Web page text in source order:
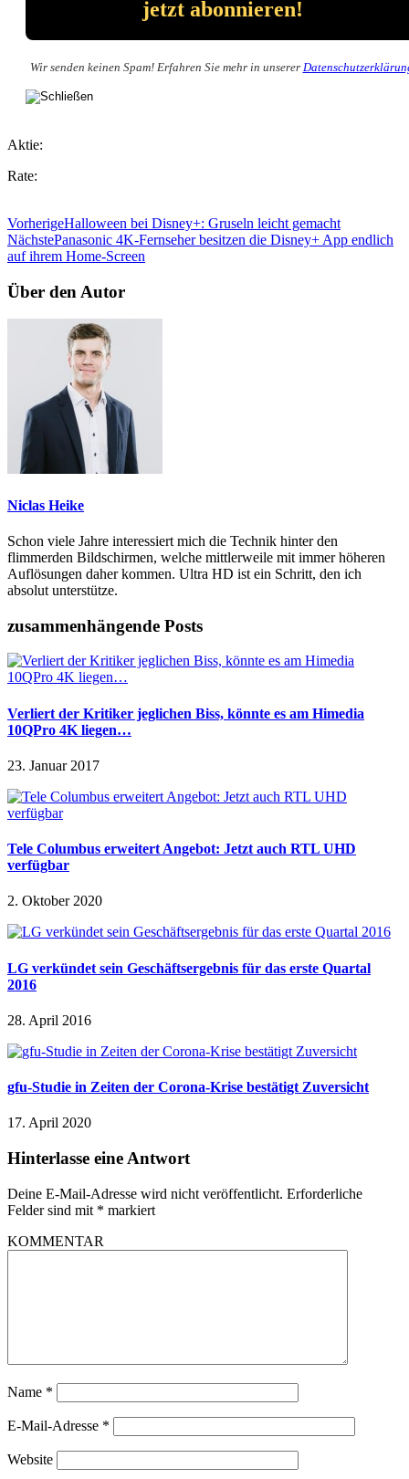
Wir senden keinen Spam! Erfahren Sie mehr in unserer
Aktie:
Rate:
VorherigeHalloween bei Disney+: Gruseln leicht gemacht
NächstePanasonic 4K-Fernseher besitzen die Disney+ App endlich
auf ihrem Home-Screen
Über den Autor
Niclas Heike
Schon viele Jahre interessiert mich die Technik hinter den
flimmerden Bildschirmen, welche mittlerweile mit immer höheren
Auflösungen daher kommen. Ultra HD ist ein Schritt, den ich
absolut unterstütze.
zusammenhängende Posts
Verliert der Kritiker jeglichen Biss, könnte es am Himedia
10QPro 4K liegen…
23. Januar 2017
Tele Columbus erweitert Angebot: Jetzt auch RTL UHD
verfügbar
2. Oktober 2020
LG verkündet sein Geschäftsergebnis für das erste Quartal
2016
28. April 2016
gfu-Studie in Zeiten der Corona-Krise bestätigt Zuversicht
17. April 2020
Hinterlasse eine Antwort
Deine E-Mail-Adresse wird nicht veröffentlicht. Erforderliche
Felder sind mit * markiert
KOMMENTAR
Name *
E-Mail-Adresse *
Website